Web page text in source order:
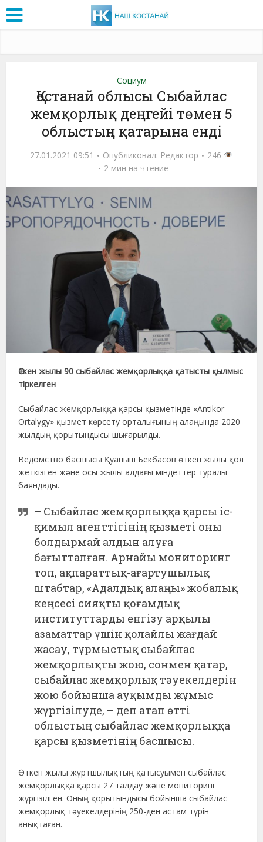
Социум
Қостанай облысы Сыбайлас
жемқорлық деңгейі төмен 5
облыстың қатарына енді
27.01.2021 09:51 Опубликовал: Редактор
246
2 мин на чтение
Өткен жылы 90 сыбайлас жемқорлыққа қатысты қылмыс
тіркелген
Сыбайлас жемқорлыққа қарсы қызметінде «Antikor
Ortalygy» қызмет көрсету орталығының алаңында 2020
жылдың қорытындысы шығарылды.
Ведомство басшысы Қуаныш Бекбасов өткен жылы қол
жеткізген және осы жылы алдағы міндеттер туралы
баяндады.
– Сыбайлас жемқорлыққа қарсы іс-
қимыл агенттігінің қызметі оны
болдырмай алдын алуға
бағытталған. Арнайы мониторинг
топ, ақпараттық-ағартушылық
штабтар, «Адалдық алаңы» жобалық
кеңсесі сияқты қоғамдық
институттарды енгізу арқылы
азаматтар үшін қолайлы жағдай
жасау, тұрмыстық сыбайлас
жемқорлықты жою, сонмен қатар,
сыбайлас жемқорлық тәуекелдерін
жою бойынша ауқымды жұмыс
жүргізілуде, – деп атап өтті
облыстың сыбайлас жемқорлыққа
қарсы қызметінің басшысы.
Өткен жылы жұртшылықтың қатысуымен сыбайлас
жемқорлыққа қарсы 27 талдау және мониторинг
жүргізілген. Оның қорытындысы бойынша сыбайлас
жемқорлық тәуекелдерінің 250-ден астам түрін
анықтаған.